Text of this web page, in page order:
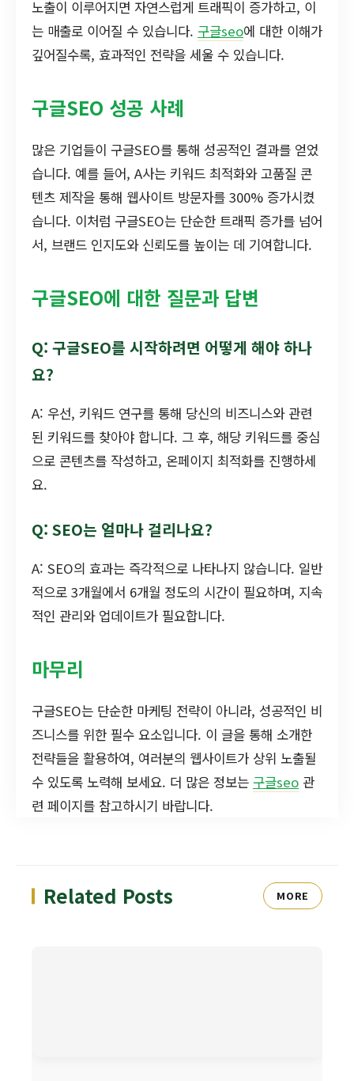
노출이 이루어지면 자연스럽게 트래픽이 증가하고, 이
는 매출로 이어질 수 있습니다. 구글seo에 대한 이해가
깊어질수록, 효과적인 전략을 세울 수 있습니다.
구글SEO 성공 사례
많은 기업들이 구글SEO를 통해 성공적인 결과를 얻었
습니다. 예를 들어, A사는 키워드 최적화와 고품질 콘
텐츠 제작을 통해 웹사이트 방문자를 300% 증가시켰
습니다. 이처럼 구글SEO는 단순한 트래픽 증가를 넘어
서, 브랜드 인지도와 신뢰도를 높이는 데 기여합니다.
구글SEO에 대한 질문과 답변
Q: 구글SEO를 시작하려면 어떻게 해야 하나
요?
A: 우선, 키워드 연구를 통해 당신의 비즈니스와 관련
된 키워드를 찾아야 합니다. 그 후, 해당 키워드를 중심
으로 콘텐츠를 작성하고, 온페이지 최적화를 진행하세
요.
Q: SEO는 얼마나 걸리나요?
A: SEO의 효과는 즉각적으로 나타나지 않습니다. 일반
적으로 3개월에서 6개월 정도의 시간이 필요하며, 지속
적인 관리와 업데이트가 필요합니다.
마무리
구글SEO는 단순한 마케팅 전략이 아니라, 성공적인 비
즈니스를 위한 필수 요소입니다. 이 글을 통해 소개한
전략들을 활용하여, 여러분의 웹사이트가 상위 노출될
수 있도록 노력해 보세요. 더 많은 정보는 구글seo 관
련 페이지를 참고하시기 바랍니다.
Related Posts MORE